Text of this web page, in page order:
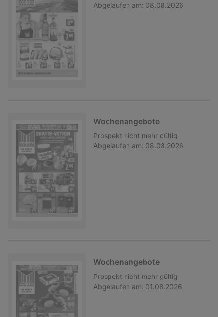
Abgelaufen am: 08.08.2026
Wochenangebote
Prospekt nicht mehr gültig
Abgelaufen am: 08.08.2026
Wochenangebote
Prospekt nicht mehr gültig
Abgelaufen am: 01.08.2026